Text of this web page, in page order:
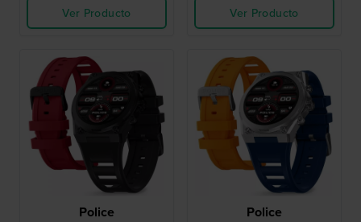
Ver Producto
Ver Producto
Police Police